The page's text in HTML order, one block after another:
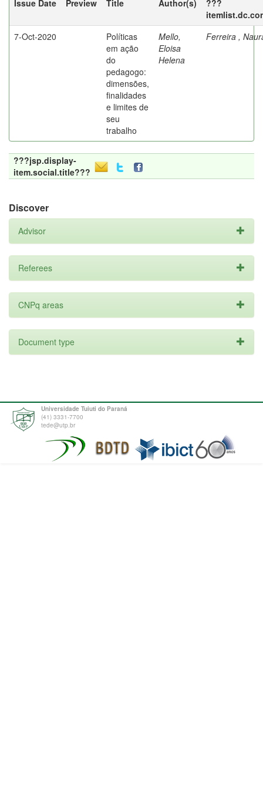
Issue Date Preview Title Author(s)
???
7-Oct-2020
Políticas
em ação
do
pedagogo:
dimensões,
finalidades
e limites de
seu
trabalho
Mello,
Eloisa
Helena
Ferreira ,
???jsp.display-
item.social.title???
Discover
Advisor
Referees
CNPq areas
Document type
Universidade Tuiuti do Paraná
(41) 3331-7700
tede@utp.br